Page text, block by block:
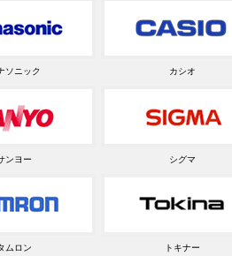
ソニック カシオ
ンヨー シグマ
ムロン トキナー